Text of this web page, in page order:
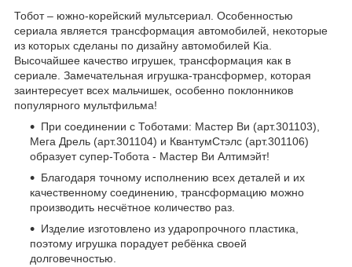
Тобот – южно-корейский мультсериал. Особенностью
сериала является трансформация автомобилей, некоторые
из которых сделаны по дизайну автомобилей Kia.
Высочайшее качество игрушек, трансформация как в
сериале. Замечательная игрушка-трансформер, которая
заинтересует всех мальчишек, особенно поклонников
популярного мультфильма!
При соединении с Тоботами: Мастер Ви (арт.301103),
Мега Дрель (арт.301104) и КвантумСтэлс (арт.301106)
образует супер-Тобота - Мастер Ви Алтимэйт!
Благодаря точному исполнению всех деталей и их
качественному соединению, трансформацию можно
производить несчётное количество раз.
Изделие изготовлено из ударопрочного пластика,
поэтому игрушка порадует ребёнка своей
долговечностью.